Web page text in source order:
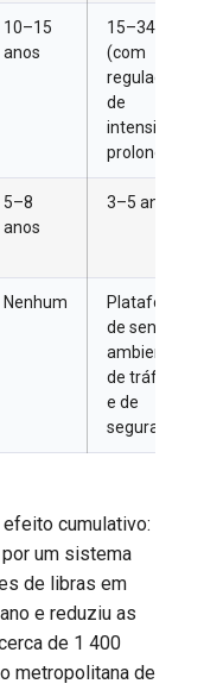
10–15
anos
15–34 anos
(com
regulação
de
intensidade
prolongada)
5–8
anos
3–5 anos
Nenhum
Plataforma
de sensores
ambientais,
de tráfego
e de
segurança
cumulativo:
um sistema
de libras em
e reduziu as
de 1 400
metropolitana de